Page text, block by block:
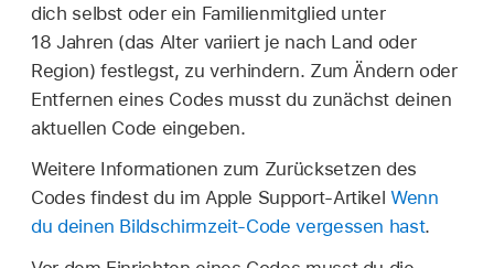
dich selbst oder ein Familienmitglied unter
18 Jahren (das Alter variiert je nach Land oder
Region) festlegst, zu verhindern. Zum Ändern oder
Entfernen eines Codes musst du zunächst deinen
aktuellen Code eingeben.
Weitere Informationen zum Zurücksetzen des
Codes findest du im Apple Support-ArtikelWenn
du deinen Bildschirmzeit-Code vergessen hast.